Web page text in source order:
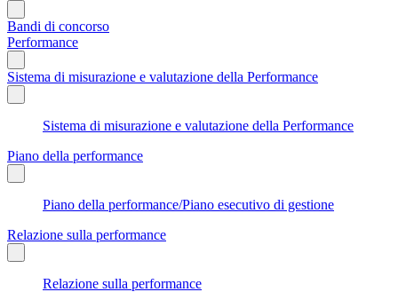
Bandi di concorso
Performance
Sistema di misurazione e valutazione della Performance
Sistema di misurazione e valutazione della Performance
Piano della performance
Piano della performance/Piano esecutivo di gestione
Relazione sulla performance
Relazione sulla performance